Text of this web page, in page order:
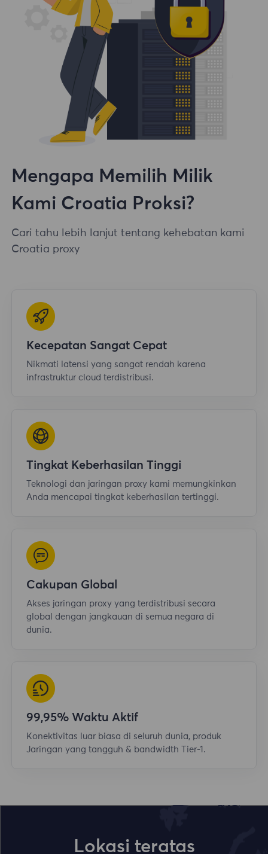
Mengapa Memilih Milik
Kami Croatia Proksi?
Cari tahu lebih lanjut tentang kehebatan kami
Croatia proxy
Kecepatan Sangat Cepat
Nikmati latensi yang sangat rendah karena
infrastruktur cloud terdistribusi.
Tingkat Keberhasilan Tinggi
Teknologi dan jaringan proxy kami memungkinkan
Anda mencapai tingkat keberhasilan tertinggi.
Cakupan Global
Akses jaringan proxy yang terdistribusi secara
global dengan jangkauan di semua negara di
dunia.
99,95% Waktu Aktif
Konektivitas luar biasa di seluruh dunia, produk
Jaringan yang tangguh & bandwidth Tier-1.
Lokasi teratas